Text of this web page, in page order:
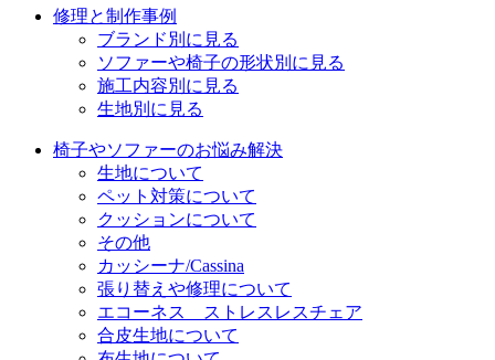
修理と制作事例
ブランド別に見る
ソファーや椅子の形状別に見る
施工内容別に見る
生地別に見る
椅子やソファーのお悩み解決
生地について
ペット対策について
クッションについて
その他
カッシーナ/Cassina
張り替えや修理について
エコーネス ストレスレスチェア
合皮生地について